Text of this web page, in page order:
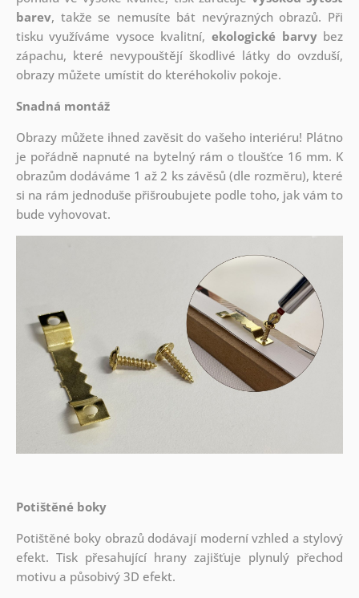
barev, takže se nemusíte bát nevýrazných obrazů. Při
tisku využíváme vysoce kvalitní,ekologické barvybez
zápachu, které nevypouštějí škodlivé látky do ovzduší,
obrazy můžete umístit do kteréhokoliv pokoje.
Snadná montáž
Obrazy můžete ihned zavěsit do vašeho interiéru! Plátno
je pořádně napnuté na bytelný rám o tloušťce 16 mm. K
obrazům dodáváme 1 až 2 ks závěsů (dle rozměru), které
si na rám jednoduše přišroubujete podle toho, jak vám to
bude vyhovovat.
Potištěné boky
Potištěné boky obrazů dodávají moderní vzhled a stylový
efekt. Tisk přesahující hrany zajišťuje plynulý přechod
motivu a působivý 3D efekt.